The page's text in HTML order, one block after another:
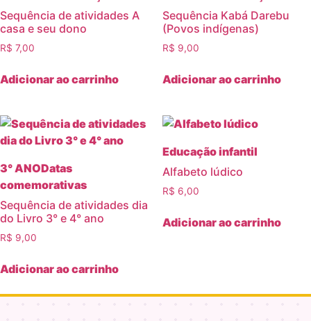
Sequência de atividades A
casa e seu dono
R$ 7,00
Adicionar ao carrinho
Sequência Kabá Darebu
(Povos indígenas)
R$ 9,00
Adicionar ao carrinho
3° ANODatas
comemorativas
Sequência de atividades dia
do Livro 3° e 4° ano
R$ 9,00
Adicionar ao carrinho
Educação infantil
Alfabeto lúdico
R$ 6,00
Adicionar ao carrinho